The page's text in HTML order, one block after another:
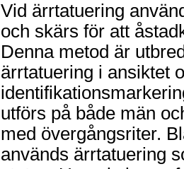
Vid ärrtatuering
och skärs för att
Denna metod är
ärrtatuering i ansiktet
utförs på både män
med övergångsriter.
används ärrtatuering